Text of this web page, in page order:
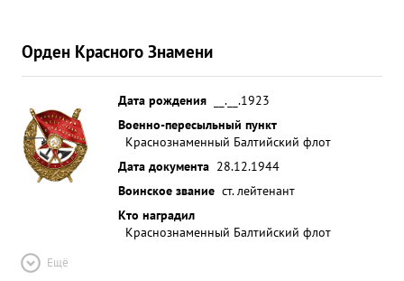
Орден Красного Знамени
Дата рождения
__.__.1923
Военно-пересыльный пункт
Краснознаменный Балтийский флот
Дата документа 28.12.1944
Воинское звание ст. лейтенант
Кто наградил
Краснознаменный Балтийский флот
Ещё